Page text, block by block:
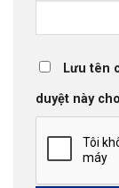
Lưu tên
duyệt này